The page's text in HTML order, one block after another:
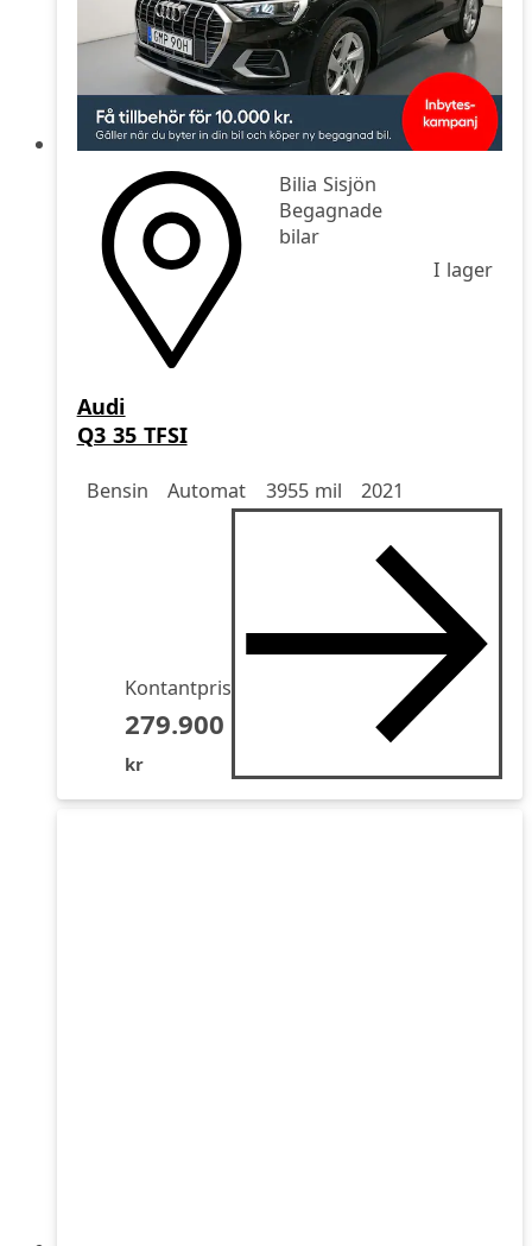
Bilia Sisjön
Begagnade
bilar
I lager
Audi
Q3 35 TFSI
Drivmedel
Bensin
Drivmedel Automat
Miltal 3955 mil
årsmodell 2021
Kontantpris
279.900
kr